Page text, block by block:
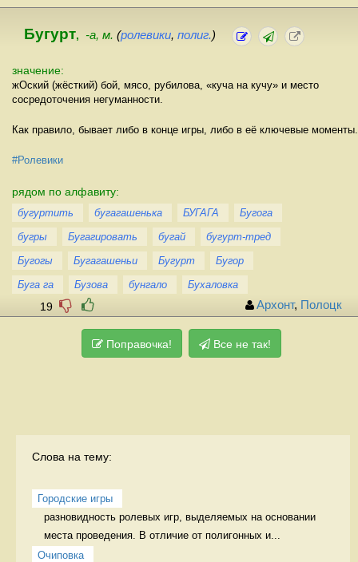
Бугурт, -а, м. (ролевики, полиг.)
значение:
жОский (жёсткий) бой, мясо, рубилова, «куча на кучу» и место
сосредоточения негуманности.
Как правило, бывает либо в конце игры, либо в её ключевые моменты.
#Ролевики
рядом по алфавиту:
бугуртить бугагашенька БУГАГА
Бугога
бугры
Бугагировать бугай
бугурт-тред
Бугогы
Бугагашеньи Бугурт
Бугор
Буга га
Бузова бунгало Бухаловка
19 Архонт, Полоцк
Поправочка! Все не так!
Слова на тему:
Городские игры
разновидность ролевых игр, выделяемых на основании
места проведения. В отличие от полигонных и...
Очиповка